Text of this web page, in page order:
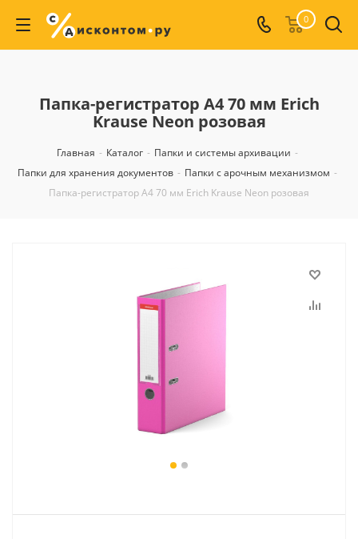
0
Папка-регистратор А4 70 мм Erich
Krause Neon розовая
Главная - Каталог - Папки и системы архивации -
Папки для хранения документов - Папки с арочным механизмом -
Папка-регистратор А4 70 мм Erich Krause Neon розовая